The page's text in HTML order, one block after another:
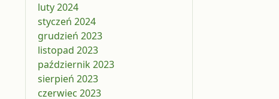
luty 2024
styczeń 2024
grudzień 2023
listopad 2023
październik 2023
sierpień 2023
czerwiec 2023